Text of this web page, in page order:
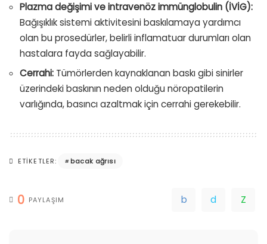
Plazma değişimi ve intravenöz immünglobulin (İVİG):
Bağışıklık sistemi aktivitesini baskılamaya yardımcı
olan bu prosedürler, belirli inflamatuar durumları olan
hastalara fayda sağlayabilir.
Cerrahi: Tümörlerden kaynaklanan baskı gibi sinirler
üzerindeki baskının neden olduğu nöropatilerin
varlığında, basıncı azaltmak için cerrahi gerekebilir.
ETIKETLER: bacak ağrısı
0 PAYLAŞIM